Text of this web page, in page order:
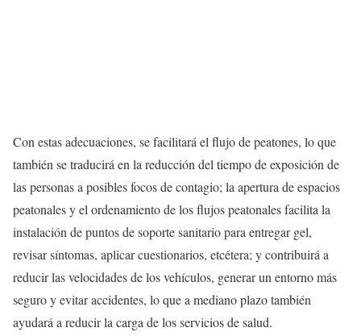
Con estas adecuaciones, se facilitará el flujo de peatones, lo que
también se traducirá en la reducción del tiempo de exposición de
las personas a posibles focos de contagio; la apertura de espacios
peatonales y el ordenamiento de los flujos peatonales facilita la
instalación de puntos de soporte sanitario para entregar gel,
revisar síntomas, aplicar cuestionarios, etcétera; y contribuirá a
reducir las velocidades de los vehículos, generar un entorno más
seguro y evitar accidentes, lo que a mediano plazo también
ayudará a reducir la carga de los servicios de salud.